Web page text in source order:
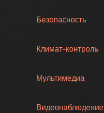
Безопасность
Климат-контроль
Мультимедиа
Видеонаблюдение